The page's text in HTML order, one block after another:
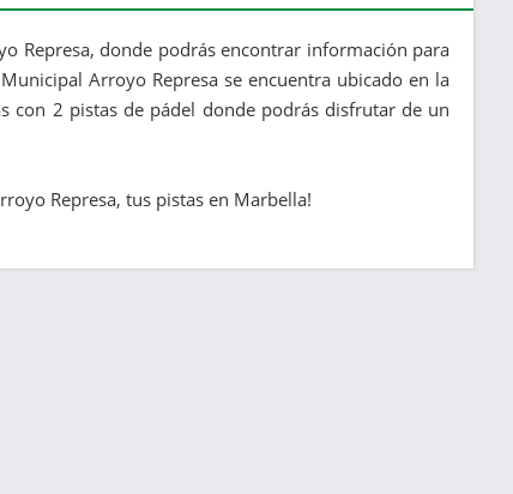
Represa, donde podrás encontrar información para
Arroyo Represa se encuentra ubicado en la
con 2 pistas de pádel donde podrás disfrutar de un
Represa, tus pistas en Marbella!